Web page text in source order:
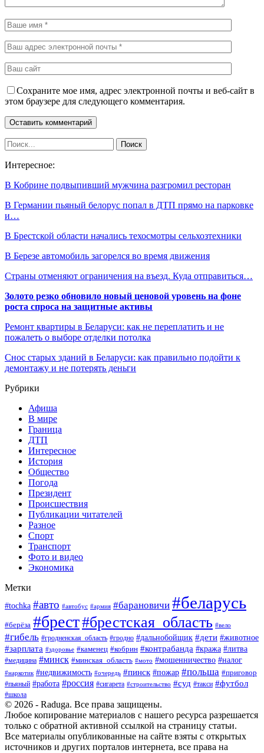
Сохраните мое имя, адрес электронной почты и веб-сайт в
этом браузере для следующего комментария.
Интересное:
В Кобрине подвыпивший мужчина разгромил ресторан
В Германии пьяный белорус попал в ДТП прямо на парковке
и…
В Брестской области начались техосмотры сельхозтехники
В Березе автомобиль загорелся во время движения
Страны отменяют ограничения на въезд. Куда отправиться…
Золото резко обновило новый ценовой уровень на фоне
роста спроса на защитные активы
Ремонт квартиры в Беларуси: как не переплатить и не
пожалеть о выборе отделки потолка
Снос старых зданий в Беларуси: как правильно подойти к
демонтажу и не потерять деньги
Рубрики
Афиша
В мире
Граница
ДТП
Интересное
История
Общество
Погода
Президент
Происшествия
Публикации читателей
Разное
Спорт
Транспорт
Фото и видео
Экономика
Метки
#tochka #авто #автобус #армия #барановичи #беларусь
#берёза #брест#брестская_область #вело
#гибель #гродненская_область #гродно #дальнобойщик #дети #животное
#зарплата #здоровье #каменец #кобрин #контрабанда #кража #литва
#медицина #минск #минская_область #мото #мошенничество #налог
#наркотик #недвижимость #очередь #пинск #пожар #польша #приговор
#пьяный #работа #россия #сигарета #строительство #суд #такси #футбол
#школа
© 2026 - Raduga. Все права защищены.
Любое копирование материалов с нашего ресурса разрешается
только с обратной активной ссылкой на страницу статьи.
Все материалы опубликованные на сайте взяты с открытых
источников и других порталов интернета, все права на